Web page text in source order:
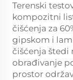
Terenski
kompozitni
čišćenja za
gipskom i
čišćenja štedi
obrađivanje
prostor